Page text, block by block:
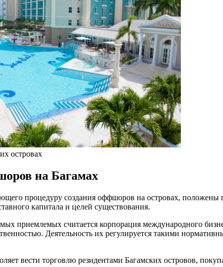
островах
на Багамах
процедуру создания оффшоров на островах,
капитала и целей существования.
приемлемых считается корпорация международного
Деятельность их регулируется такими
вести торговлю резидентами Багамских островов,